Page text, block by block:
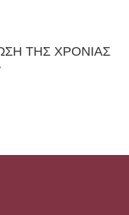
ΤΗΣ ΧΡΟΝΙΑΣ